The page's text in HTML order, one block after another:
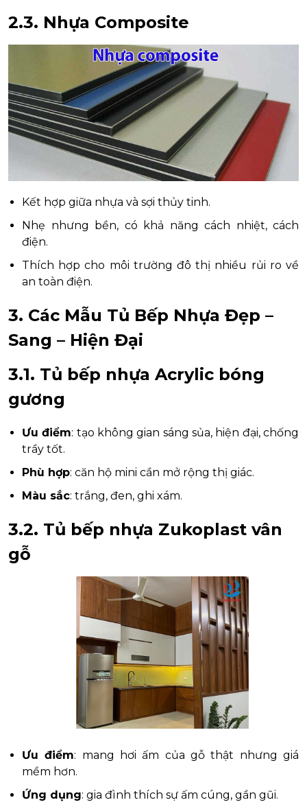
2.3. Nhựa Composite
Kết hợp giữa nhựa và sợi thủy tinh.
Nhẹ nhưng bền, có khả năng cách nhiệt, cách
điện.
Thích hợp cho môi trường đô thị nhiều rủi ro về
an toàn điện.
3. Các Mẫu Tủ Bếp Nhựa Đẹp –
Sang – Hiện Đại
3.1. Tủ bếp nhựa Acrylic bóng
gương
Ưu điểm: tạo không gian sáng sủa, hiện đại, chống
trầy tốt.
Phù hợp: căn hộ mini cần mở rộng thị giác.
Màu sắc: trắng, đen, ghi xám.
3.2. Tủ bếp nhựa Zukoplast vân
gỗ
Ưu điểm: mang hơi ấm của gỗ thật nhưng giá
mềm hơn.
Ứng dụng: gia đình thích sự ấm cúng, gần gũi.